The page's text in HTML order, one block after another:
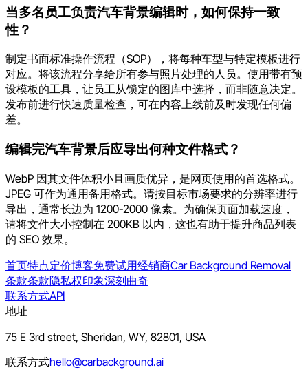
当多名员工负责汽车背景编辑时，如何保持一致
性？
制定书面标准操作流程（SOP），将每种车型与特定模板进行
对应。将该流程分享给所有参与照片处理的人员。使用带有预
设模板的工具，让员工从锁定的图库中选择，而非随意决定。
发布前进行快速质量检查，可在内容上线前及时发现任何偏
差。
编辑完汽车背景后应导出何种文件格式？
WebP 因其文件体积小且画质优异，是网页使用的首选格式。
JPEG 可作为通用备用格式。请按目标市场要求的分辨率进行
导出，通常长边为 1200-2000 像素。为确保页面加载速度，
请将文件大小控制在 200KB 以内，这也有助于提升商品列表
的 SEO 效果。
首页特点定价博客免费试用经销商Car Background Removal
条款条款隐私权印象深刻曲奇
联系方式API
地址
75 E 3rd street, Sheridan, WY, 82801, USA
联系方式hello@carbackground.ai